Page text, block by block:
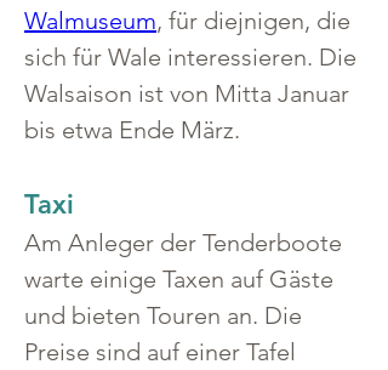
Walmuseum, für diejnigen, die
sich für Wale interessieren. Die
Walsaison ist von Mitta Januar
bis etwa Ende März.
Taxi
Am Anleger der Tenderboote
warte einige Taxen auf Gäste
und bieten Touren an. Die
Preise sind auf einer Tafel